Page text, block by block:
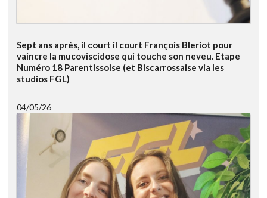
Sept ans après, il court il court François Bleriot pour
vaincre la mucoviscidose qui touche son neveu. Etape
Numéro 18 Parentissoise (et Biscarrossaise via les
studios FGL)
04/05/26